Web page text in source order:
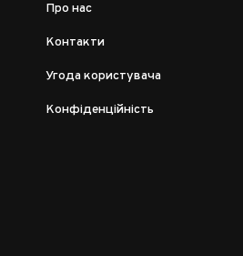
Про нас
Контакти
Угода користувача
Конфіденційність